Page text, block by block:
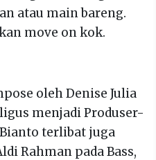
atau main bareng.
move on kok.
oleh Denise Julia
menjadi Produser-
terlibat juga
Rahman pada Bass,